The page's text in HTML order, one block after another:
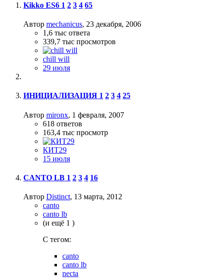
Kikko ES6 1 2 3 4 65
Автор mechanicus, 23 декабря, 2006
1,6 тыс ответа
339,7 тыс просмотров
chill will
29 июля
ИНИЦИАЛИЗАЦИЯ 1 2 3 4 25
Автор mironx, 1 февраля, 2007
618 ответов
163,4 тыс просмотр
КИТ29
15 июля
CANTO LB 1 2 3 4 16
Автор Distinct, 13 марта, 2012
canto
canto lb
(и ещё 1 )
C тегом:
canto
canto lb
necta